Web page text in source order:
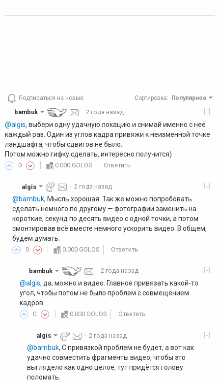
Подписаться на новые Сортировка: Популярное
[-]
bambuk · 2 года назад
@algis, выбери одну удачную локацию и снимай именно с неё
каждый раз. Один из углов кадра привяжи к неизменной точке
ландшафта, чтобы сдвигов не было.
Потом можно гифку сделать, интересно получится)
0 0.000 GOLOS Ответить
· [-]
algis ·2 года назад
@bambuk, Мысль хорошая. Так же можно попробовать
сделать немного по другому — фотографии заменить на
короткие, секунд по десять видео с одной точки, а потом
смонтировав всё вместе немного ускорить видео. В общем,
будем думать.
0 0.000 GOLOS Ответить
·
· [-]
bambuk · 2 года назад
@algis, да, можно и видео. Главное привязать какой-то
угол, чтобы потом не было проблем с совмещением
кадров.
0 0.000 GOLOS Ответить
·
·
· [-]
algis ·2 года назад
@bambuk, С привязкой проблем не будет, а вот как
удачно совместить фрагменты видео, чтобы это
выглядело как одно целое, тут придётся голову
поломать.